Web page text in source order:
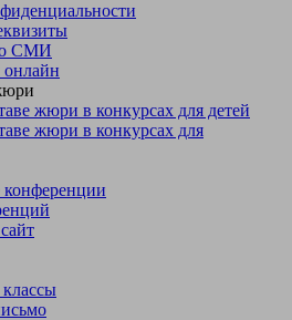
СМИ
жюри в конкурсах для детей
жюри в конкурсах для